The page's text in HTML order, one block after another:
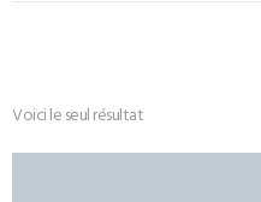
Voici le seul résultat